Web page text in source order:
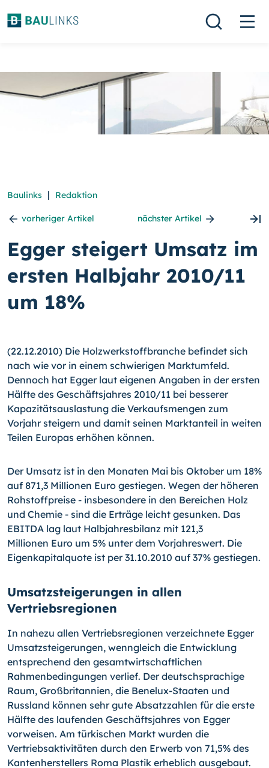
Baulinks | Redaktion
vorheriger Artikel nächster Artikel
Egger steigert Umsatz im
ersten Halbjahr 2010/11
um 18%
(22.12.2010) Die Holzwerkstoffbranche befindet sich
nach wie vor in einem schwierigen Marktumfeld.
Dennoch hat Egger laut eigenen Angaben in der ersten
Hälfte des Geschäftsjahres 2010/11 bei besserer
Kapazitätsauslastung die Verkaufsmengen zum
Vorjahr steigern und damit seinen Marktanteil in weiten
Teilen Europas erhöhen können.
Der Umsatz ist in den Monaten Mai bis Oktober um 18%
auf 871,3 Millionen Euro gestiegen. Wegen der höheren
Rohstoffpreise - insbesondere in den Bereichen Holz
und Chemie - sind die Erträge leicht gesunken. Das
EBITDA lag laut Halbjahresbilanz mit 121,3
Millionen Euro um 5% unter dem Vorjahreswert. Die
Eigenkapitalquote ist per 31.10.2010 auf 37% gestiegen.
Umsatzsteigerungen in allen
Vertriebsregionen
In nahezu allen Vertriebsregionen verzeichnete Egger
Umsatzsteigerungen, wenngleich die Entwicklung
entsprechend den gesamtwirtschaftlichen
Rahmenbedingungen verlief. Der deutschsprachige
Raum, Großbritannien, die Benelux-Staaten und
Russland können sehr gute Absatzzahlen für die erste
Hälfte des laufenden Geschäftsjahres von Egger
vorweisen. Am türkischen Markt wurden die
Vertriebsaktivitäten durch den Erwerb von 71,5% des
Kantenherstellers Roma Plastik erheblich ausgebaut.